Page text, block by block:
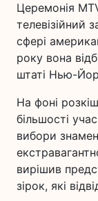
Церемонія
телевізійний
сфері
року вона
штаті Нью-
На фоні
більшості
вибори
вирішив
зірок, які